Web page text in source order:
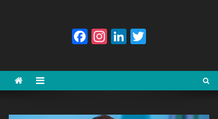
Facebook
Instagram
LinkedIn